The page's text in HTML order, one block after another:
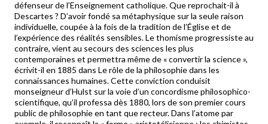
défenseur de l’Enseignement catholique. Que reprochait-il à
Descartes ? D’avoir fondé sa métaphysique sur la seule raison
individuelle, coupée à la fois de la tradition de l’Église et de
l’expérience des réalités sensibles. Le thomisme progressiste au
contraire, vient au secours des sciences les plus
contemporaines et permettra même de « convertir la science »,
écrivit-il en 1885 dans Le rôle de la philosophie dans les
connaissances humaines. Cette conviction conduisit
monseigneur d’Hulst sur la voie d’un concordisme philosophico-
scientifique, qu’il professa dès 1880, lors de son premier cours
public de philosophie en tant que recteur. Dans l’atome par